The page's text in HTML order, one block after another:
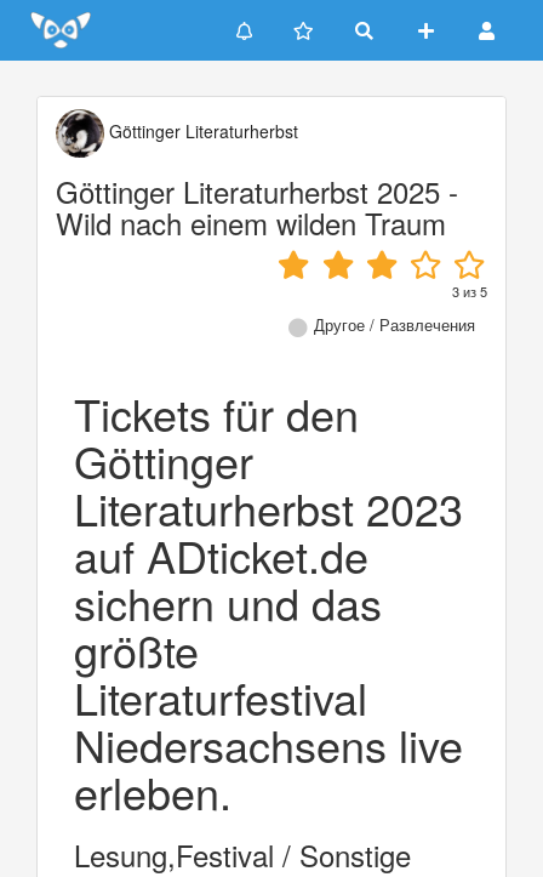
Update cookies preferences
Göttinger Literaturherbst
Göttinger Literaturherbst 2025 -
Wild nach einem wilden Traum
3из5
Другое / Развлечения
Tickets für den
Göttinger
Literaturherbst 2023
auf ADticket.de
sichern und das
größte
Literaturfestival
Niedersachsens live
erleben.
Lesung,Festival / Sonstige